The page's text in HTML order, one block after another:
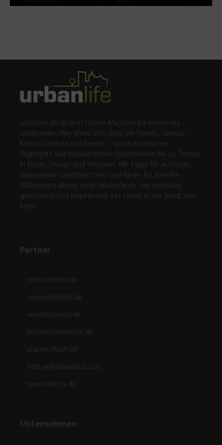
urbanlife.de ist dein Online-Magazin für modernes
Stadtleben. Hier dreht sich alles um Reisen, Genuss,
Kultur, Lifestyle und Events – von kulinarischen
Highlights und inspirierenden Städtereisen bis zu Trends
in Mode, Design und Wohnen. Mit Tipps für Ausflüge,
spannenden Eventberichten und Ideen für stilvolle
Alltagsgestaltung zeigt Urbanlife.de, wie vielfältig,
genussvoll und inspirierend das Leben in der Stadt sein
kann.
Partner
netzathleten.de
gesuendernet.de
worldsoffood.de
businessandmore.de
planetoftech.de
fast-and-luxurious.com
newfoodcity.de
Unternehmen